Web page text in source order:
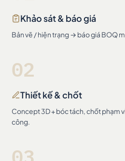
Khảo sát & báo giá
Bản vẽ / hiện trạng → báo giá BOQ
02
Thiết kế & chốt
Concept 3D + bóc tách, chốt phạm
công.